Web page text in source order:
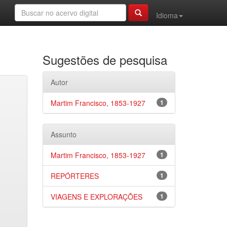
Idioma
Sugestões de pesquisa
Autor
1
Martim Francisco, 1853-1927
Assunto
1
Martim Francisco, 1853-1927
1
REPÓRTERES
1
VIAGENS E EXPLORAÇÕES